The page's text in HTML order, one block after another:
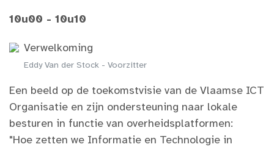
10u00 - 10u10
Verwelkoming
Eddy Van der Stock - Voorzitter
Een beeld op de toekomstvisie van de Vlaamse ICT
Organisatie en zijn ondersteuning naar lokale
besturen in functie van overheidsplatformen:
"Hoe zetten we Informatie en Technologie in